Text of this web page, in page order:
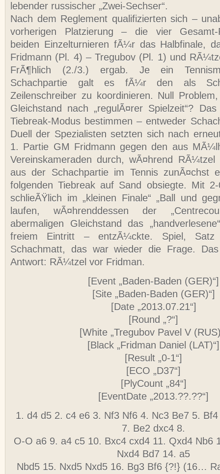
lebender russischer „Zwei-Sechser“.
Nach dem Reglement qualifizierten sich –
vorherigen Platzierung – die vier Gesamt-
beiden Einzelturnieren fÃ¼r das Halbfinale,
Fridmann (Pl. 4) – Tregubov (Pl. 1) und
FrÃ¶hlich (2./3.) ergab. Je ein
Schachpartie galt es fÃ¼r den als
Zeilenschreiber zu koordinieren. Null
Gleichstand nach „regulÃ¤rer Spielzeit“?
Tiebreak-Modus bestimmen – entweder
Duell der Spezialisten setzten sich nach
1. Partie GM Fridmann gegen den aus
Vereinskameraden durch, wÃ¤hrend
aus der Schachpartie im Tennis zunÃ¤chst
folgenden Tiebreak auf Sand obsiegte. Mit
schlieÃŸlich im „kleinen Finale“ „Ball und
laufen, wÃ¤hrenddessen der
abermaligen Gleichstand das
freiem Eintritt – entzÃ¼ckte. Spiel,
Schachmatt, das war wieder die Frage.
Antwort: RÃ¼tzel vor Fridman.
[Event „Baden-Baden (GER)“]
[Site „Baden-Baden (GER)“]
[Date „2013.07.21“]
[Round „?“]
[White „Tregubov Pavel V
[Black „Fridman Daniel (LAT)“]
[Result „0-1“]
[ECO „D37“]
[PlyCount „84“]
[EventDate „2013.??.??“]
1. d4 d5 2. c4 e6 3. Nf3 Nf6 4. Nc3 Be7 5.
7. Be2 dxc4 8.
O-O a6 9. a4 c5 10. Bxc4 cxd4 11. Qxd4 Nb6
Nxd4 Bd7 14. a5
Nbd5 15. Nxd5 Nxd5 16. Bg3 Bf6 {?!} (16…